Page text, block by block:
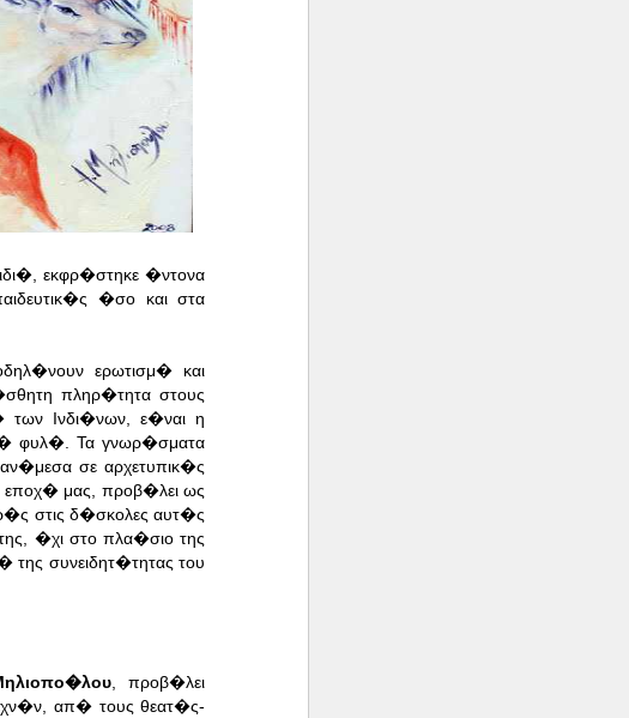
εκφρ�στηκε �ντονα
�σο και στα
ερωτισμ� και
πληρ�τητα στους
Ινδι�νων, ε�ναι η
φυλ�. Τα γνωρ�σματα
σε αρχετυπικ�ς
εποχ� μας, προβ�λει ως
στις δ�σκολες αυτ�ς
�χι στο πλα�σιο της
συνειδητ�τητας του
, προβ�λει
απ� τους θεατ�ς-